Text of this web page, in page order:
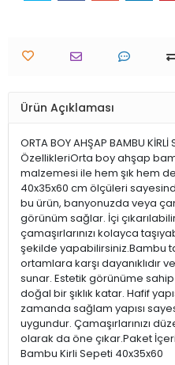
Ürün Açıklaması
ORTA BOY AHŞAP BAMBU
ÖzellikleriOrta boy ahşap
malzemesi ile hem şık hem
40x35x60 cm ölçüleri
bu ürün, banyonuzda veya
görünüm sağlar. İçi
çamaşırlarınızı kolayca
şekilde yapabilirsiniz.Bambu
ortamlara karşı dayanıklıdır
sunar. Estetik görünüme
doğal bir şıklık katar. Hafif
zamanda sağlam yapısı
uygundur. Çamaşırlarınızı
olarak da öne çıkar.Paket
Bambu Kirli Sepeti 40x35x60